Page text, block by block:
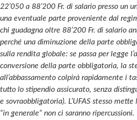
22’050 a 88’200 Fr. di salario presso un
una eventuale parte proveniente dal
chi guadagna oltre 88’200 Fr. di salario
perché una diminuzione della parte
sulla rendita globale: se passa per legge
conversione della parte obbligatoria, la
all’abbassamento colpirà rapidamente i
tutto lo stipendio assicurato, senza
e sovraobbligatoria). L’UFAS stesso
“in generale” non ci saranno ripercussioni.